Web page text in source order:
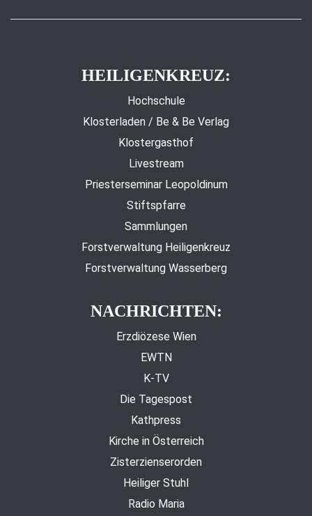
HEILIGENKREUZ:
Hochschule
Klosterladen / Be & Be Verlag
Klostergasthof
Livestream
Priesterseminar Leopoldinum
Stiftspfarre
Sammlungen
Forstverwaltung Heiligenkreuz
Forstverwaltung Wasserberg
NACHRICHTEN:
Erzdiözese Wien
EWTN
K-TV
Die Tagespost
Kathpress
Kirche in Österreich
Zisterzienserorden
Heiliger Stuhl
Radio Maria